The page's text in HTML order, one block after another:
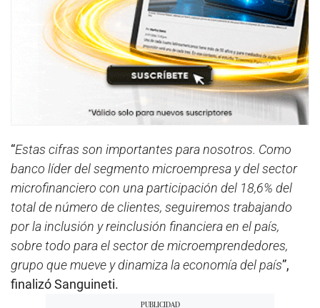
“Estas cifras son importantes para nosotros. Como
banco líder del segmento microempresa y del sector
microfinanciero con una participación del 18,6% del
total de número de clientes, seguiremos trabajando
por la inclusión y reinclusión financiera en el país,
sobre todo para el sector de microemprendedores,
grupo que mueve y dinamiza la economía del país”,
finalizó Sanguineti.